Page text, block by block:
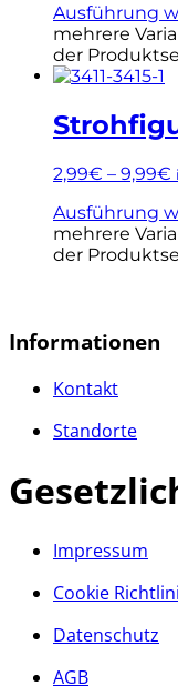
Ausführung
mehrere
der
2,99€ – 9,99€
Ausführung
mehrere
der
Informationen
Kontakt
Standorte
Impressum
Cookie
Datenschutz
AGB